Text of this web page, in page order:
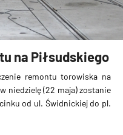
na Piłsudskiego
remontu torowiska na
niedzielę (22 maja) zostanie
od ul. Świdnickiej do pl.